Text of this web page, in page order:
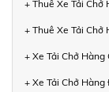
+ Thuê Xe Tải Chở
+ Thuê Xe Tải Chở
+ Xe Tải Chở Hàng
+ Xe Tải Chở Hàng